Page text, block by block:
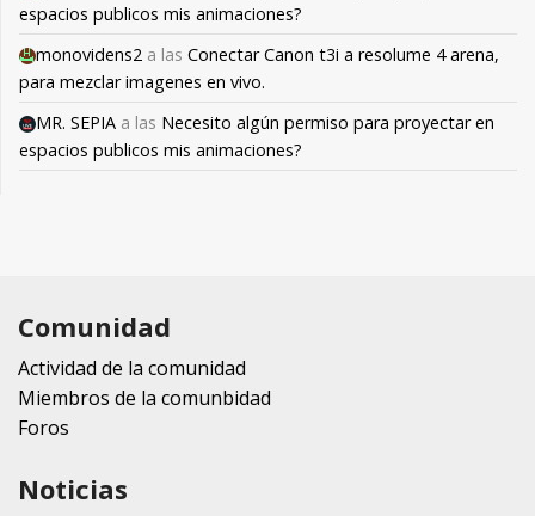
espacios publicos mis animaciones?
monovidens2 a las Conectar Canon t3i a resolume 4 arena,
para mezclar imagenes en vivo.
MR. SEPIA a las Necesito algún permiso para proyectar en
espacios publicos mis animaciones?
Comunidad
Actividad de la comunidad
Miembros de la comunbidad
Foros
Noticias